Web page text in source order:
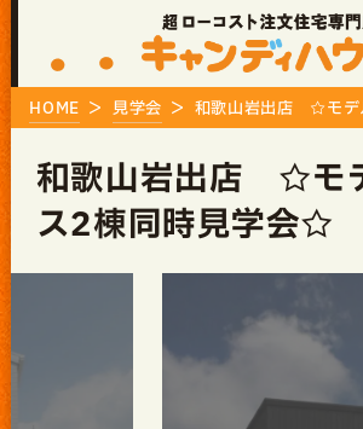
HOME 見学会 和歌山岩出店 ☆モデ
和歌山岩出店 ☆モ
ス2棟同時見学会☆